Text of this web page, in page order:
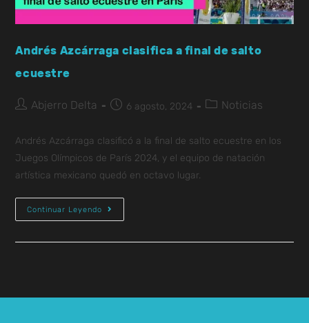
Andrés Azcárraga clasifica a final de salto
ecuestre
Abjerro Delta 6 agosto, 2024 Noticias
Andrés Azcárraga clasificó a la final de salto ecuestre en los
Juegos Olímpicos de París 2024, y el equipo de natación
artística mexicano quedó en octavo lugar.
Continuar Leyendo